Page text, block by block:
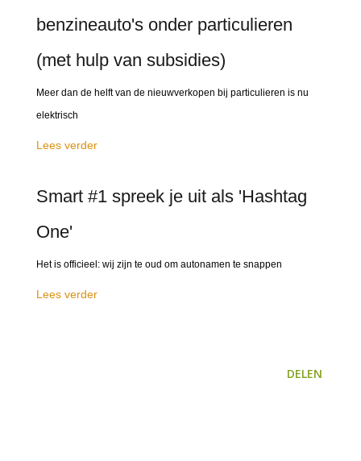
benzineauto's onder particulieren
(met hulp van subsidies)
Meer dan de helft van de nieuwverkopen bij particulieren is nu
elektrisch
Lees verder
Smart #1 spreek je uit als 'Hashtag
One'
Het is officieel: wij zijn te oud om autonamen te snappen
Lees verder
DELEN